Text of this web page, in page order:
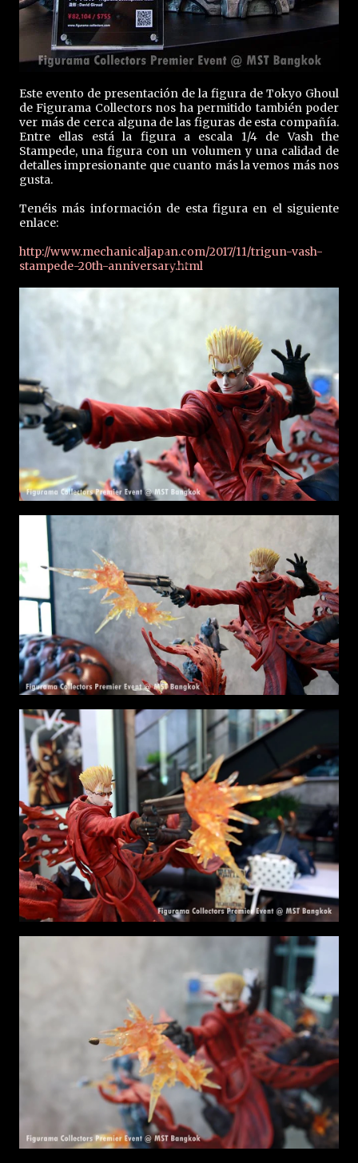
Este evento de presentación de la figura de Tokyo Ghoul
de Figurama Collectors nos ha permitido también poder
ver más de cerca alguna de las figuras de esta compañía.
Entre ellas está la figura a escala 1/4 de Vash the
Stampede, una figura con un volumen y una calidad de
detalles impresionante que cuanto más la vemos más nos
gusta.
Tenéis más información de esta figura en el siguiente
enlace:
http://www.mechanicaljapan.com/2017/11/trigun-vash-
stampede-20th-anniversary.html